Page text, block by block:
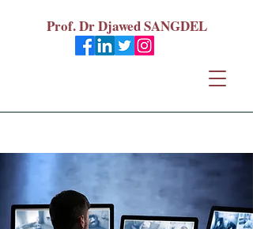
Prof. Dr Djawed SANGDEL